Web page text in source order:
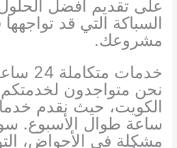
على تقديم أفضل
السباكة التي قد
مشروعك.
خدمات متكاملة 24 ساعة
نحن متواجدون
ساعة طوال الأسبوع.
مشكلة في الأحواض،